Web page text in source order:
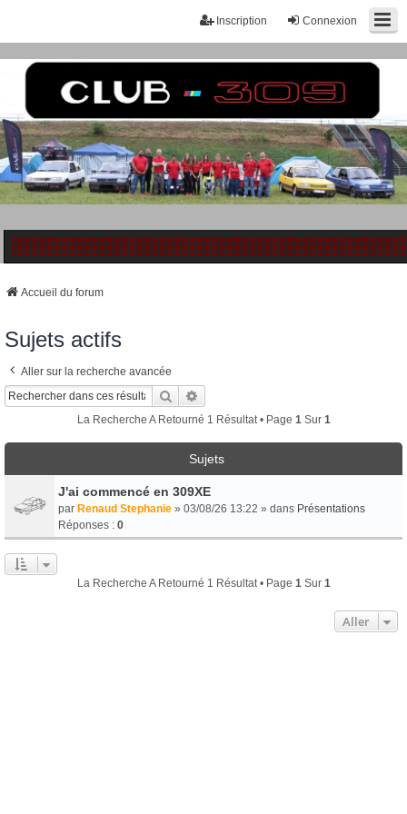
Connexion
Inscription
Accueil du forum
Sujets actifs
Aller sur la recherche avancée
Rechercher
La Recherche A Retourné 1 Résultat • Page 1Sur 1
Sujets
J'ai commencé en 309XE
par Renaud Stephanie » 03/08/26 13:22 » dans Présentations
Réponses : 0
La Recherche A Retourné 1 Résultat • Page 1Sur 1
Aller